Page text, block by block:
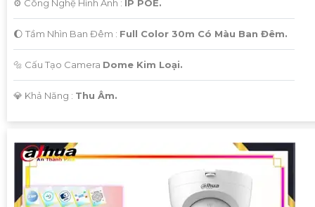
⚙ Công Nghệ Hình Ảnh : IP POE.
🌔 Tầm Nhìn Ban Đêm : Full Color 30m Có Màu Ban Đêm.
🔩 Cấu Tạo Camera Dome Kim Loại.
️💎 Khả Năng : Thu Âm.